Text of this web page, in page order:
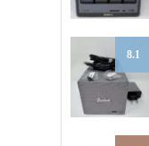
8.1